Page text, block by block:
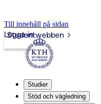
Till innehåll på sidan
Studentwebben
Logga in
Studier
Stöd och vägledning